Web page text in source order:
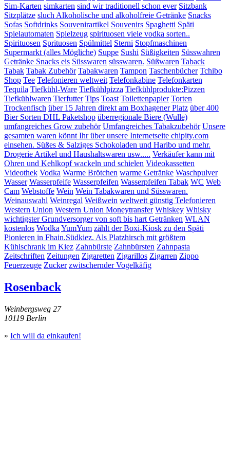
Sim-Karten simkarten sind wir traditionell schon ever Sitzbank
Sitzplätze sluch Alkoholische und alkoholfreie Getränke Snacks
Sofas Softdrinks Souvenirartikel Souvenirs Spaghetti Späti
Spielautomaten Spielzeug spirituosen viele vodka sorten..
Spirituosen Sprituosen Spülmittel Sterni Stopfmaschinen
Supermarkt (alles Mögliche) Suppe Sushi Süßigkeiten Süsswahren
Getränke Snacks eis Süsswaren süsswaren. Süßwaren Taback
Tabak Tabak Zubehör Tabakwaren Tampon Taschenbücher Tchibo
Shop Tee Telefonieren weltweit Telefonkabine Telefonkarten
Tequila Tiefkühl-Ware Tiefkühlpizza Tiefkühlprodukte:Pizzen
Tiefkühlwaren Tierfutter Tips Toast Toilettenpapier Torten
Trockenfisch über 15 Jahren direkt am Boxhagener Platz über 400
Bier Sorten DHL Paketshop überregionale Biere (Wulle)
umfangreiches Grow zubehör Umfangreiches Tabakzubehör Unsere
gesamten waren könnt Ihr über unsere Internetseite chipity.com
einsehen. Süßes & Salziges Schokoladen und Haribo und mehr.
Drogerie Artikel und Haushaltswaren usw..... Verkäufer kann mit
Ohren und Kehlkopf wackeln und schielen Videokassetten
Videothek Vodka Warme Brötchen warme Getränke Waschpulver
Wasser Wasserpfeife Wasserpfeifen Wasserpfeifen Tabak WC Web
Cam Webstoffe Wein Wein Tabakwaren und Süsswaren.
Weinauswahl Weinregal Weißwein weltweit günstig Telefonieren
Western Union Western Union Moneytransfer Whiskey Whisky
wichtigster Grundversorger von soft bis hart Getränken WLAN
kostenlos Wodka YumYum zählt der Boxi-Kiosk zu den Späti
Pionieren in Fhain.Südkiez. Als Platzhirsch mit größtem
Kühlschrank im Kiez Zahnbürste Zahnbürsten Zahnpasta
Zeitschriften Zeitungen Zigaretten Zigarillos Zigarren Zippo
Feuerzeuge Zucker zwitschernder Vogelkäfig
Rosenback
Weinbergsweg 27
10119 Berlin
» Ich will da einkaufen!